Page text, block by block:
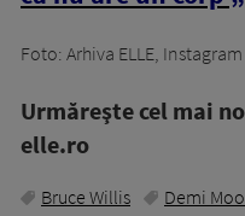
Foto: Arhiva ELLE, Instagram
Urmăreşte cel mai
elle.ro
Bruce Willis Demi